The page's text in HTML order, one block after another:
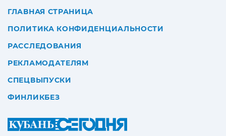
ГЛАВНАЯ СТРАНИЦА
ПОЛИТИКА КОНФИДЕНЦИАЛЬНОСТИ
РАССЛЕДОВАНИЯ
РЕКЛАМОДАТЕЛЯМ
СПЕЦВЫПУСКИ
ФИНЛИКБЕЗ